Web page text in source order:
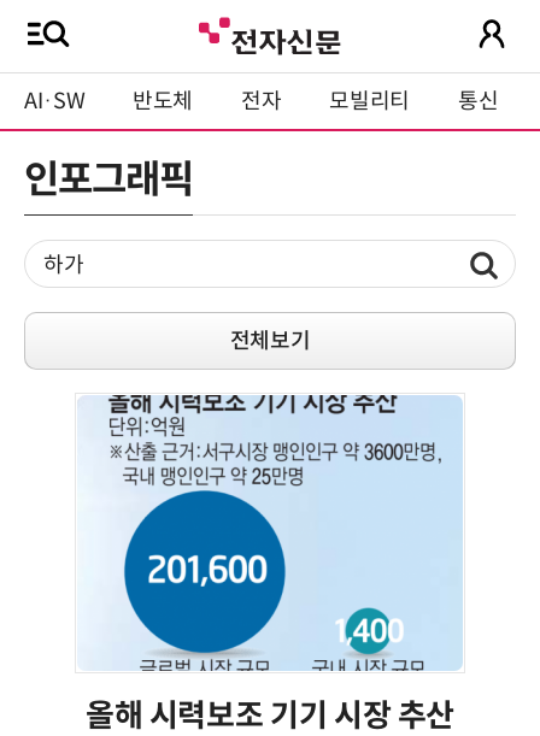
AI·SW 반도체 전자 모빌리티 통신
인포그래픽
전체보기
올해 시력보조 기기 시장 추산